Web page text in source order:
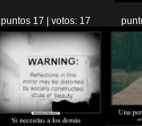
puntos 17 | votos: 17